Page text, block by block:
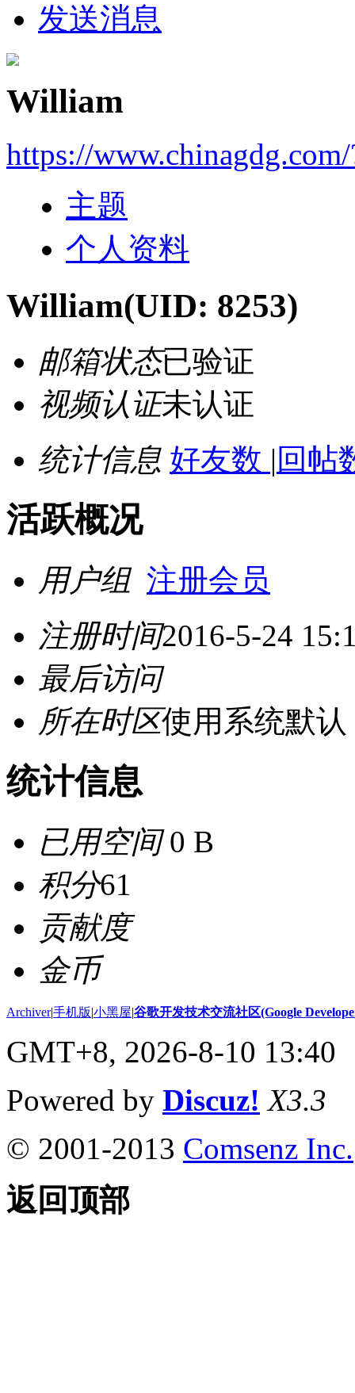
发送消息
William
https://
主题
个人资料
William(UID: 8253)
邮箱状态已验证
视频认证未认证
统计信息 好友数 | 回帖
活跃概况
用户组 注册会员
注册时间2016-5-24
最后访问
所在时区使用系统默认
统计信息
已用空间0 B
积分61
贡献度
金币
Archiver|手机版|小黑屋|谷歌开发技术交流社区(Google
GMT+8, 2026-8-10 13:40
Powered by Discuz! X3.3
© 2001-2013 Comsenz Inc.
返回顶部